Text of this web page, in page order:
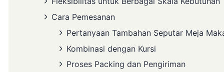
Cara Pemesanan
Pertanyaan Tambahan Seputar Meja
Kombinasi dengan Kursi
Proses Packing dan Pengiriman